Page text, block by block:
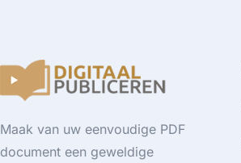
Maak van uw eenvoudige PDF
document een geweldige